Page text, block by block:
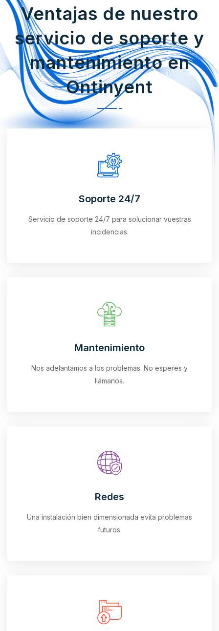
Ventajas de nuestro
servicio de soporte y
mantenimiento en
Ontinyent
Soporte 24/7
Servicio de soporte 24/7 para solucionar vuestras
incidencias.
Mantenimiento
Nos adelantamos a los problemas. No esperes y
llámanos.
Redes
Una instalación bien dimensionada evita problemas
futuros.